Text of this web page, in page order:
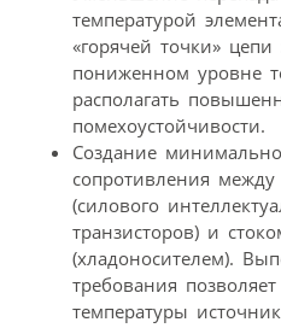
температурой
«горячей точки»
пониженном уровне
располагать
помехоустойчивости.
Создание
сопротивления
(силового
транзисторов) и
(хладоносителем).
требования
температуры